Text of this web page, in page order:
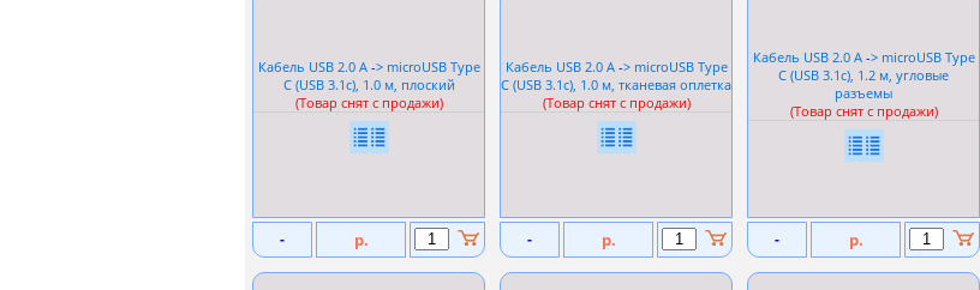
Кабель USB 2.0 A -> microUSB Type
C (USB 3.1c), 1.0 м, плоский
(Товар снят с продажи)
- р.
Кабель USB 2.0 A -> microUSB Type
C (USB 3.1c), 1.0 м, тканевая оплетка
(Товар снят с продажи)
- р.
Кабель USB 2.0 A -> microUSB Type
C (USB 3.1c), 1.2 м, угловые
разъемы
(Товар снят с продажи)
- р.